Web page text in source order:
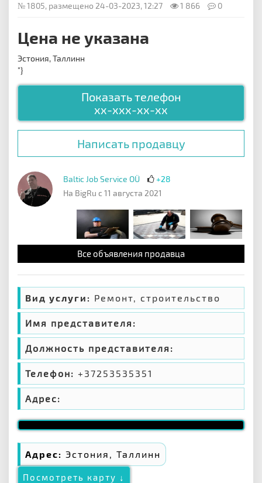
№ 1805, размещено 24-03-2023, 12:27 1 866 0
Цена не указана
Эстония, Таллинн
"}
Показать телефон
xx-xxx-xx-xx
Написать продавцу
Baltic Job Service OÜ
+28
На BigRu с 11 августа 2021
Все объявления продавца
Вид услуги: Ремонт, строительство
Имя представителя:
Должность представителя:
Телефон: +37253535351
Адрес:
Адрес: Эстония, Таллинн
Посмотреть карту ↓